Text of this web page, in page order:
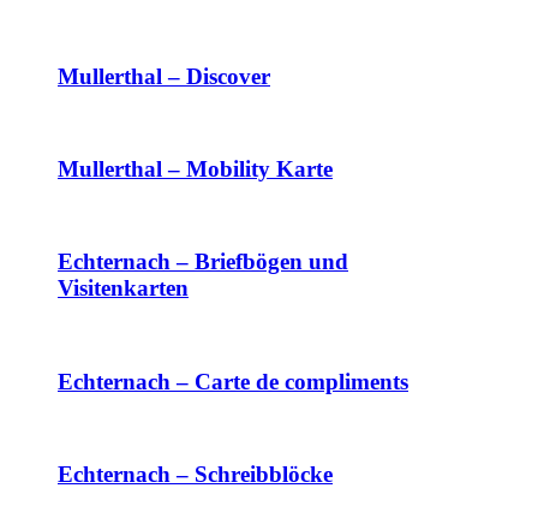
Mullerthal – Discover
Mullerthal – Mobility Karte
Echternach – Briefbögen und
Visitenkarten
Echternach – Carte de compliments
Echternach – Schreibblöcke